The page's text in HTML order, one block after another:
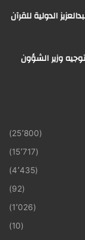
الدولية للقرآن
وزير الشؤون
(25٬800)
(15٬717)
(4٬435)
(92)
(1٬026)
(10)